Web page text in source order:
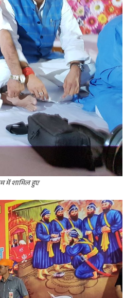
में शामिल हुए